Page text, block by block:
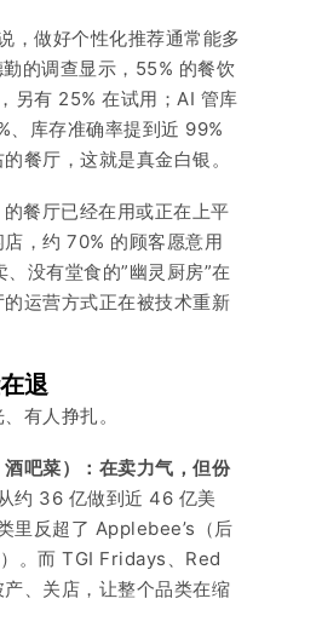
，做好个性化推荐通常能多
的调查显示，55% 的餐饮
另有 25% 在试用；AI 管库
、库存准确率提到近 99%
餐厅，这就是真金白银。
餐厅已经在用或正在上平
，约 70% 的顾客愿意用
没有堂食的”幽灵厨房”在
运营方式正在被技术重新
退
有人挣扎。
吧菜）：在卖力气，但份
约 36 亿做到近 46 亿美
里反超了 Applebee’s（后
。而 TGI Fridays、Red
、关店，让整个品类在缩